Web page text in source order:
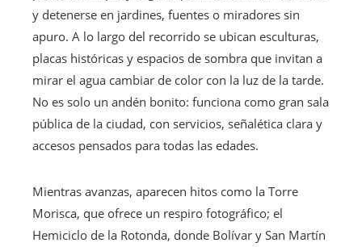
y detenerse en jardines, fuentes o miradores sin
apuro. A lo largo del recorrido se ubican esculturas,
placas históricas y espacios de sombra que invitan a
mirar el agua cambiar de color con la luz de la tarde.
No es solo un andén bonito: funciona como gran sala
pública de la ciudad, con servicios, señalética clara y
accesos pensados para todas las edades.
Mientras avanzas, aparecen hitos como la Torre
Morisca, que ofrece un respiro fotográfico; el
Hemiciclo de la Rotonda, donde Bolívar y San Martín